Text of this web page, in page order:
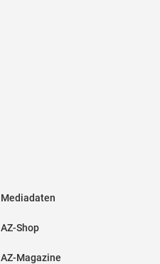
Mediadaten
AZ-Shop
AZ-Magazine